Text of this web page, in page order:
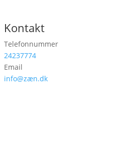
Kontakt
Telefonnummer
24237774
Email
info@zæn.dk